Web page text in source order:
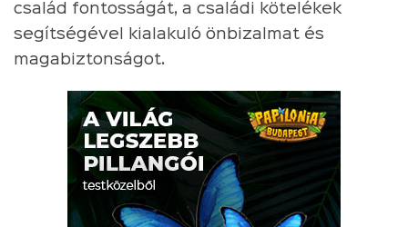
család fontosságát, a családi kötelékek
segítségével kialakuló önbizalmat és
magabiztonságot.